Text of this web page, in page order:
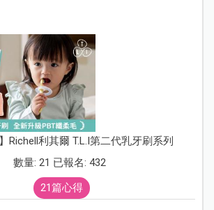
Richell利其爾 T.L.I第二代乳牙刷系列
數量: 21 已報名: 432
21篇心得